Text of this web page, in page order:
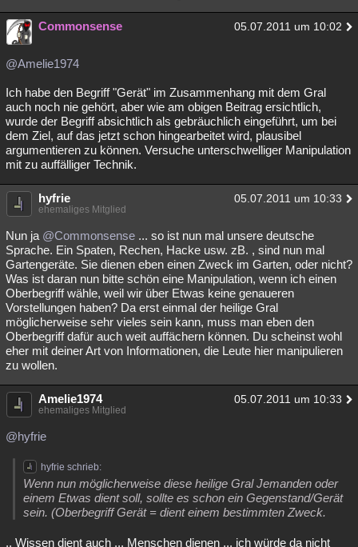
Commonsense 05.07.2011 um 10:02
@Amelie1974
Ich habe den Begriff "Gerät" im Zusammenhang mit dem Gral
auch noch nie gehört, aber wie am obigen Beitrag ersichtlich,
wurde der Begriff absichtlich als gebräuchlich eingeführt, um bei
dem Ziel, auf das jetzt schon hingearbeitet wird, plausibel
argumentieren zu können. Versuche unterschwelliger Manipulation
mit zu auffälliger Technik.
hyfrie 05.07.2011 um 10:33
ehemaliges Mitglied
Nun ja @Commonsense ... so ist nun mal unsere deutsche
Sprache. Ein Spaten, Rechen, Hacke usw. zB. , sind nun mal
Gartengeräte. Sie dienen eben einen Zweck im Garten, oder nicht?
Was ist daran nun bitte schön eine Manipulation, wenn ich einen
Oberbegriff wähle, weil wir über Etwas keine genaueren
Vorstellungen haben? Da erst einmal der heilige Gral
möglicherweise sehr vieles sein kann, muss man eben den
Oberbegriff dafür auch weit auffächern können. Du scheinst wohl
eher mit deiner Art von Informationen, die Leute hier manipulieren
zu wollen.
Amelie1974 05.07.2011 um 10:33
ehemaliges Mitglied
@hyfrie
hyfrie schrieb:
Wenn nun möglicherweise diese heilige Gral Jemanden oder
einem Etwas dient soll, sollte es schon ein Gegenstand/Gerät
sein. (Oberbegriff Gerät = dient einem bestimmten Zweck.
.. Wissen dient auch ... Menschen dienen ... ich würde da nicht